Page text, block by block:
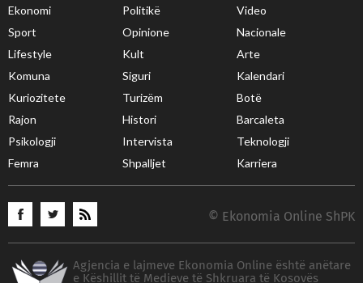
Ekonomi Politikë
Video
Sport
Opinione
Nacionale
Lifestyle
Kult
Arte
Komuna
Siguri
Kalendari
Kuriozitete
Turizëm
Botë
Rajon
Histori
Barcaleta
Psikologji
Intervista
Teknologji
Femra
Shpalljet Karriera
© Ekonomia Online ShPK
Agjencia e lajmeve Ekonomia Online është anëtare
e Këshillit të Medieve të Shkruara të Kosovës